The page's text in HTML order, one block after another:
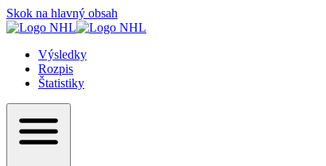
Skok na hlavný obsah
Výsledky
Rozpis
Štatistiky